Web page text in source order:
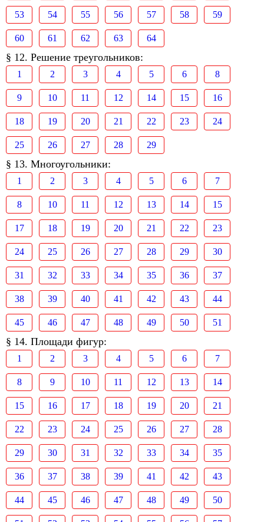
53 54 55 56 57 58 59
60 61 62 63 64
§ 12. Решение треугольников:
1 2 3 4 5 6 8
9 10 11 12 14 15 16
18 19 20 21 22 23 24
25 26 27 28 29
§ 13. Многоугольники:
1 2 3 4 5 6 7
8 10 11 12 13 14 15
17 18 19 20 21 22 23
24 25 26 27 28 29 30
31 32 33 34 35 36 37
38 39 40 41 42 43 44
45 46 47 48 49 50 51
§ 14. Площади фигур:
1 2 3 4 5 6 7
8 9 10 11 12 13 14
15 16 17 18 19 20 21
22 23 24 25 26 27 28
29 30 31 32 33 34 35
36 37 38 39 41 42 43
44 45 46 47 48 49 50